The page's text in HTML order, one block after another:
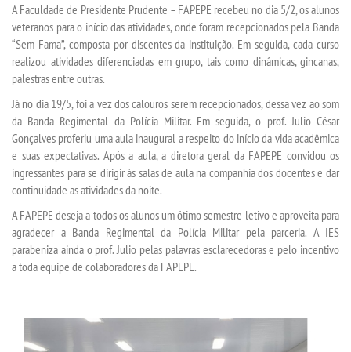
SEGUNDA GRADUAÇÃO
MATRÍCULA
EDITAL
PUBLICAÇÕES
DESTAQUES
REVISTAS ELETRÔNICAS
A Faculdade de Presidente Prudente – FAPEPE recebeu no dia 5/2, os alunos
veteranos para o início das atividades, onde foram recepcionados pela Banda
“Sem Fama”, composta por discentes da instituição. Em seguida, cada curso
realizou atividades diferenciadas em grupo, tais como dinâmicas, gincanas,
palestras entre outras.
Já no dia 19/5, foi a vez dos calouros serem recepcionados, dessa vez ao som
da Banda Regimental da Polícia Militar. Em seguida, o prof. Julio César
Gonçalves proferiu uma aula inaugural a respeito do início da vida acadêmica
e suas expectativas. Após a aula, a diretora geral da FAPEPE convidou os
ingressantes para se dirigir às salas de aula na companhia dos docentes e dar
continuidade as atividades da noite.
A FAPEPE deseja a todos os alunos um ótimo semestre letivo e aproveita para
agradecer a Banda Regimental da Polícia Militar pela parceria. A IES
parabeniza ainda o prof. Julio pelas palavras esclarecedoras e pelo incentivo
a toda equipe de colaboradores da FAPEPE.